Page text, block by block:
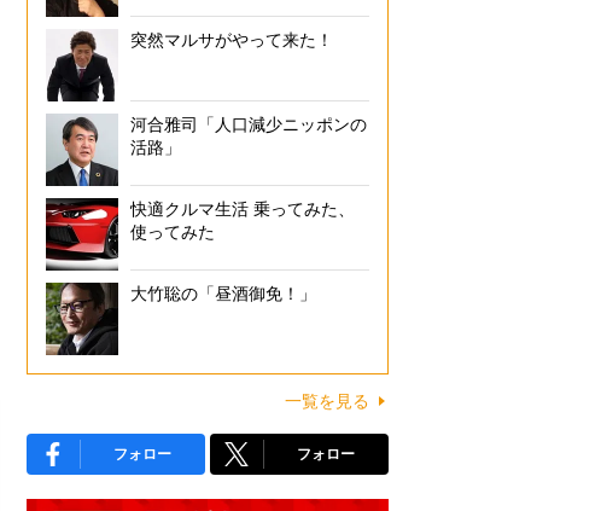
突然マルサがやって来た！
河合雅司「人口減少ニッポンの
活路」
快適クルマ生活 乗ってみた、
使ってみた
大竹聡の「昼酒御免！」
一覧を見る
フォロー フォロー